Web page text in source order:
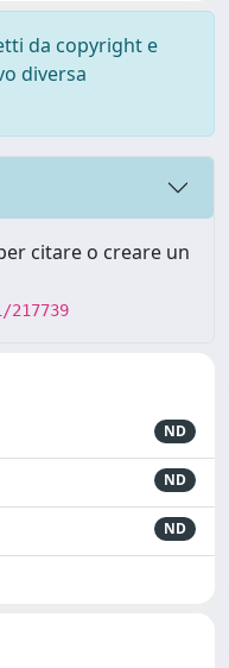
da copyright e
diversa
citare o creare un
ND
ND
ND